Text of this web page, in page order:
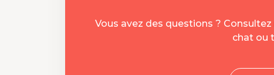
Vous avez des questions ?
chat ou